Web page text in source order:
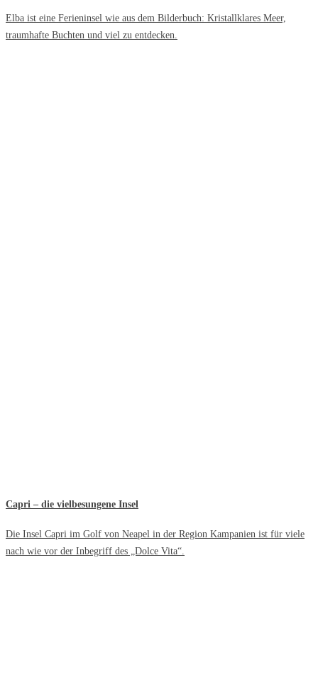
Elba ist eine Ferieninsel wie aus dem Bilderbuch: Kristallklares Meer,
traumhafte Buchten und viel zu entdecken.
Capri – die vielbesungene Insel
Die Insel Capri im Golf von Neapel in der Region Kampanien ist für viele
nach wie vor der Inbegriff des „Dolce Vita“.